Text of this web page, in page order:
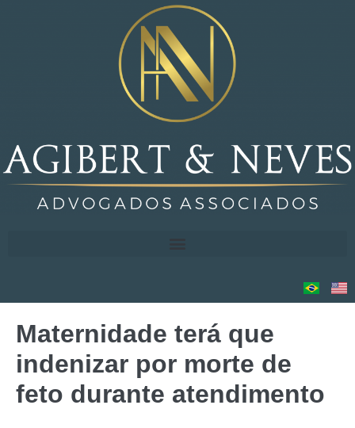
Maternidade terá que
indenizar por morte de
feto durante atendimento